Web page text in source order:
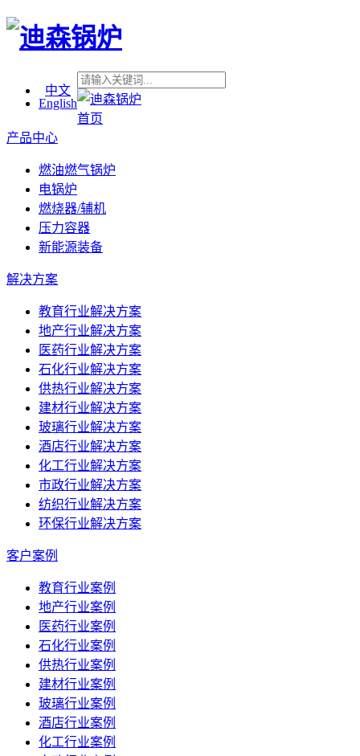
中文
English
首页
产品中心
燃油燃气锅炉
电锅炉
燃烧器/辅机
压力容器
新能源装备
解决方案
教育行业解决方案
地产行业解决方案
医药行业解决方案
石化行业解决方案
供热行业解决方案
建材行业解决方案
玻璃行业解决方案
酒店行业解决方案
化工行业解决方案
市政行业解决方案
纺织行业解决方案
环保行业解决方案
客户案例
教育行业案例
地产行业案例
医药行业案例
石化行业案例
供热行业案例
建材行业案例
玻璃行业案例
酒店行业案例
化工行业案例